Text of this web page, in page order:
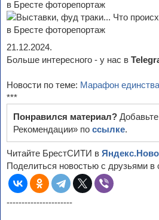
21.12.2024.
Больше интересного - у нас в
Новости по теме: Марафон единства
***
Понравился материал?
Рекомендации» по ссылке.
Читайте БрестСИТИ в
Поделиться новостью с друзьями в
----------------------